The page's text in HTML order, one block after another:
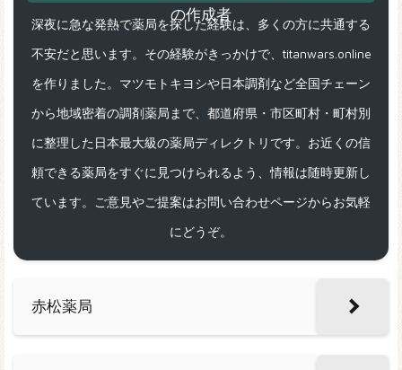
深夜に急な発熱で薬局を探した経験は、多くの方に共通する
不安だと思います。その経験がきっかけで、titanwars.online
を作りました。マツモトキヨシや日本調剤など全国チェーン
から地域密着の調剤薬局まで、都道府県・市区町村・町村別
に整理した日本最大級の薬局ディレクトリです。お近くの信
頼できる薬局をすぐに見つけられるよう、情報は随時更新し
ています。ご意見やご提案はお問い合わせページからお気軽
にどうぞ。
赤松薬局